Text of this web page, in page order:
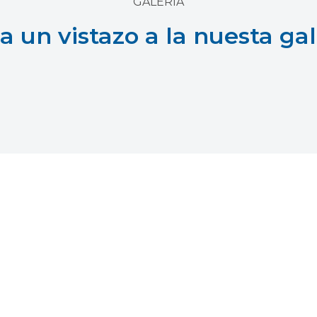
un vistazo a la nuesta